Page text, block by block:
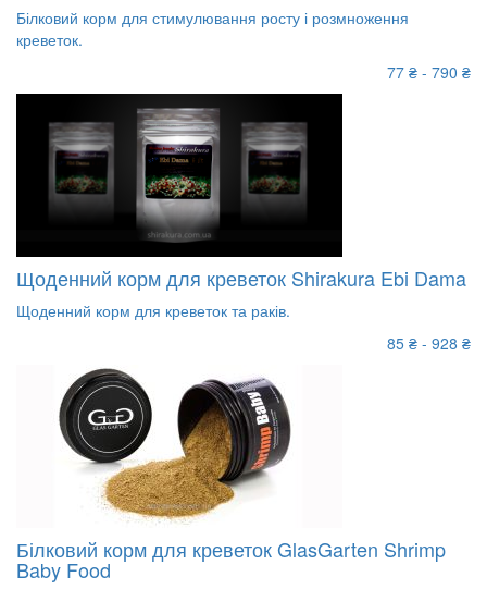
Білковий корм для стимулювання росту і розмноження
креветок.
77 ₴ - 790 ₴
Щоденний корм для креветок Shirakura Ebi Dama
Щоденний корм для креветок та раків.
85 ₴ - 928 ₴
Білковий корм для креветок GlasGarten Shrimp
Baby Food